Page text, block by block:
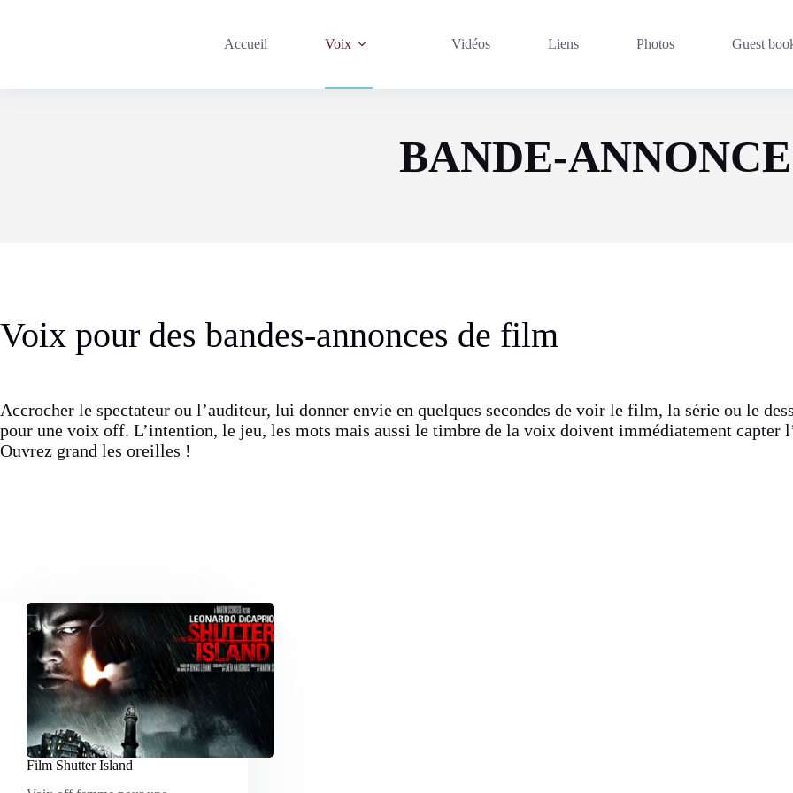
Accueil Voix Vidéos Liens Photos Guest
BANDE-ANNONCE
Voix pour des bandes-annonces de film
Accrocher le spectateur ou l’auditeur, lui donner envie en quelques secondes de voir le film, la série ou le
pour une voix off. L’intention, le jeu, les mots mais aussi le timbre de la voix doivent immédiatement capter
Ouvrez grand les oreilles !
Film Shutter Island